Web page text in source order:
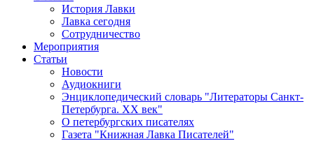
История Лавки
Лавка сегодня
Сотрудничество
Мероприятия
Статьи
Новости
Аудиокниги
Энциклопедический словарь "Литераторы Санкт-
Петербурга. XX век"
О петербургских писателях
Газета "Книжная Лавка Писателей"